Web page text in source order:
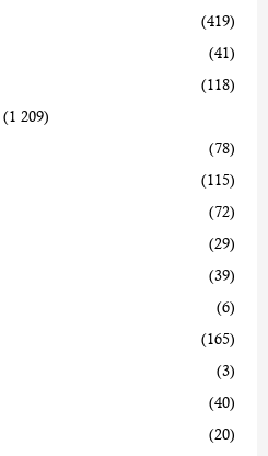
(419)
(41)
(118)
(1 209)
(78)
(115)
(72)
(29)
(39)
(6)
(165)
(3)
(40)
(20)